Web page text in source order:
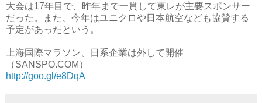
大会は17年目で、昨年まで一貫して東レが主要スポンサー
だった。また、今年はユニクロや日本航空なども協賛する
予定があったという。
上海国際マラソン、日系企業は外して開催
（SANSPO.COM）
http://goo.gl/e8DqA